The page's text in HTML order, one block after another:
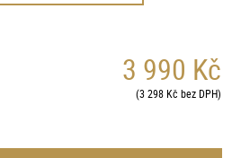
3 990 Kč
(3 298 Kč bez DPH)